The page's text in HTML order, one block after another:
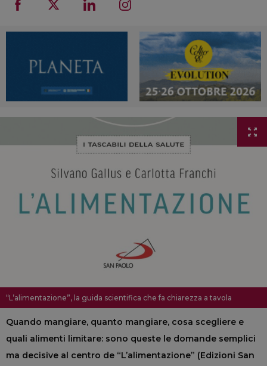
“L’alimentazione”, la guida scientifica che fa chiarezza a tavola
Quando mangiare, quanto mangiare, cosa scegliere e
quali alimenti limitare: sono queste le domande semplici
ma decisive al centro de “L’alimentazione” (Edizioni San